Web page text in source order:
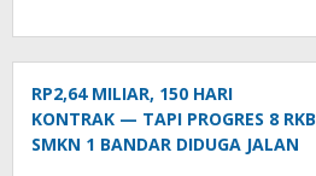
RP2,64 MILIAR, 150 HARI
KONTRAK — TAPI PROGRES 8 RKB
SMKN 1 BANDAR DIDUGA JALAN